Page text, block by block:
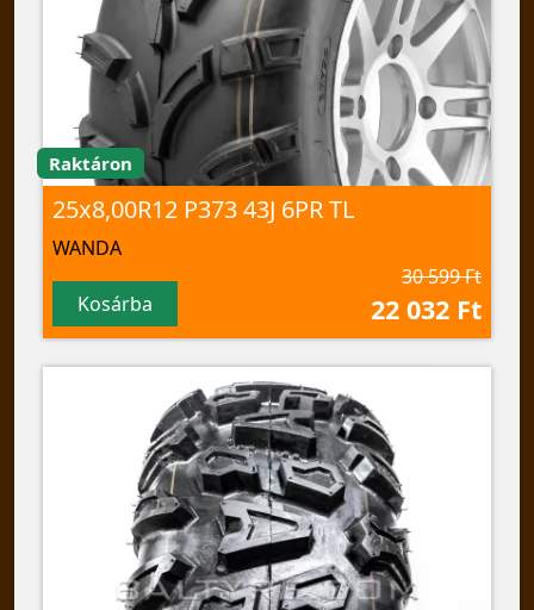
Raktáron
25x8,00R12 P373 43J 6PR TL
WANDA
Kosárba
30 599 Ft
22 032 Ft